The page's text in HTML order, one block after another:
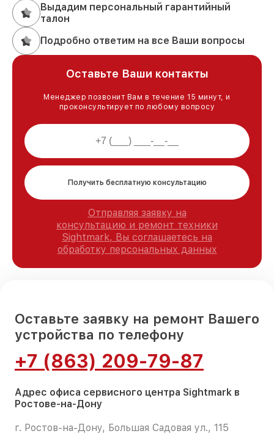
Выдадим персональный гарантийный
талон
Подробно ответим на все Ваши вопросы
Оставьте Ваши контакты
Менеджер позвонит Вам в течение 15 минут, и
проконсультирует по любому вопросу
Получить бесплатную консультацию
Отправляя заявку на
консультацию и ремонт техники
Sightmark, Вы соглашаетесь на
обработку персональных данных
Оставьте заявку на ремонт Вашего
устройства по телефону
+7 (863) 209-79-87
Адрес офиса сервисного центра Sightmark в
Ростове-на-Дону
г. Ростов-на-Дону, Большая Садовая ул., 115